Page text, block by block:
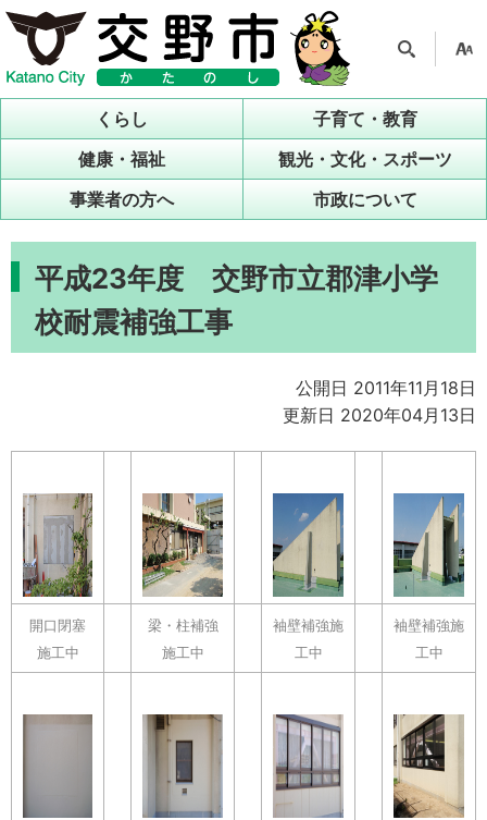
ル
くらし
子育て・教育
健康・福祉
観光・文化・スポーツ
事業者の方へ
市政について
平成23年度 交野市立郡津小学
校耐震補強工事
公開日 2011年11月18日
更新日 2020年04月13日
開口閉塞
施工中
梁・柱補強
施工中
袖壁補強施
工中
袖壁補強施
工中